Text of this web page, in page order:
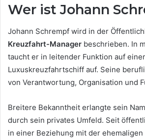
Wer ist Johann
Johann Schrempf wird in der
Kreuzfahrt-Manager beschrieben. In
taucht er in leitender Funktion auf
Luxuskreuzfahrtschiff auf. Seine
von Verantwortung, Organisation und
Breitere Bekanntheit erlangte sein
durch sein privates Umfeld. Seit
in einer Beziehung mit der ehemaligen